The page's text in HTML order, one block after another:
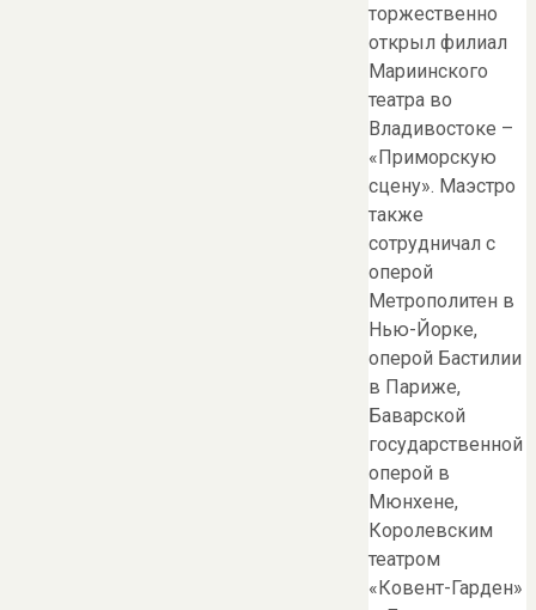
торжественно
открыл филиал
Мариинского
театра во
Владивостоке –
«Приморскую
сцену». Маэстро
также
сотрудничал с
оперой
Метрополитен в
Нью-Йорке,
оперой Бастилии
в Париже,
Баварской
государственной
оперой в
Мюнхене,
Королевским
театром
«Ковент-Гарден»